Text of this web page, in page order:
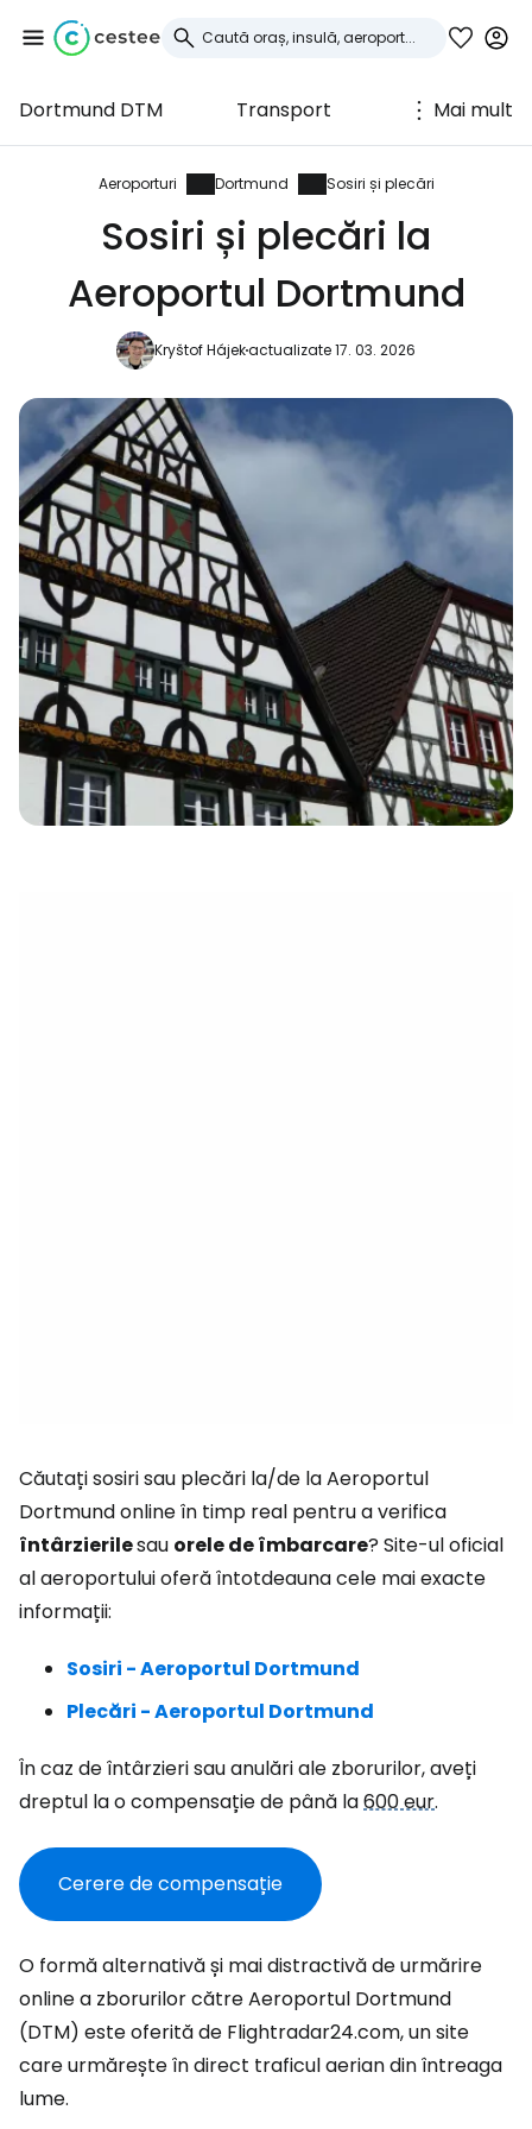
Dortmund DTM Transport Mai mult
Aeroporturi Dortmund Sosiri și plecări
Sosiri și plecări la
Aeroportul Dortmund
Kryštof Hájekactualizate 17. 03. 2026
Căutați sosiri sau plecări la/de la Aeroportul
Dortmund online în timp real pentru a verifica
întârzierilesau orele de îmbarcare? Site-ul oficial
al aeroportului oferă întotdeauna cele mai exacte
informații:
Sosiri - Aeroportul Dortmund
Plecări - Aeroportul Dortmund
În caz de întârzieri sau anulări ale zborurilor, aveți
dreptul la o compensație de până la600 eur.
Cerere de compensație
O formă alternativă și mai distractivă de urmărire
online a zborurilor către Aeroportul Dortmund
(DTM) este oferită de Flightradar24.com, un site
care urmărește în direct traficul aerian din întreaga
lume.
Conectați-vă la
Cestee
... comunitatea mondială a călătorilor
Continuați cu Facebook
Continuați cu e-mailul